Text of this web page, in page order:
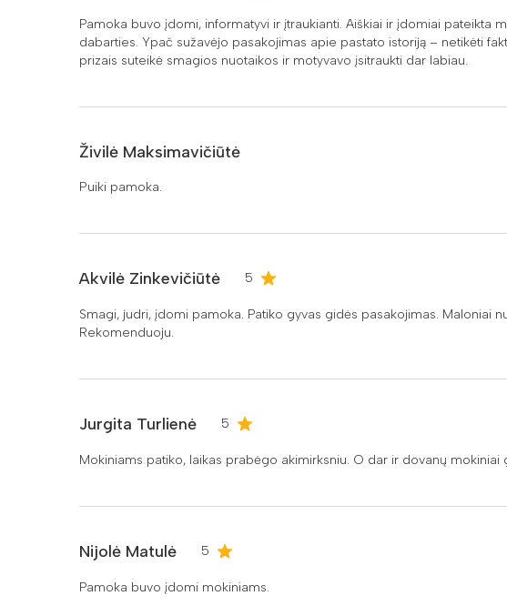
Pamoka buvo įdomi, informatyvi ir įtraukianti. Aiškiai ir įdomiai pateikta
dabarties. Ypač sužavėjo pasakojimas apie pastato istoriją – netikėti
prizais suteikė smagios nuotaikos ir motyvavo įsitraukti dar labiau.
Živilė Maksimavičiūtė
Puiki pamoka.
Akvilė Zinkevičiūtė 5
Smagi, judri, įdomi pamoka. Patiko gyvas gidės pasakojimas.
Rekomenduoju.
Jurgita Turlienė 5
Mokiniams patiko, laikas prabėgo akimirksniu. O dar ir dovanų
Nijolė Matulė 5
Pamoka buvo įdomi mokiniams.